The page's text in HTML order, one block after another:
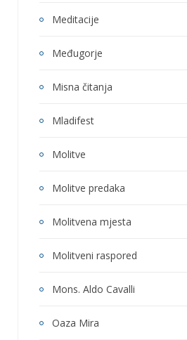
Meditacije
Međugorje
Misna čitanja
Mladifest
Molitve
Molitve predaka
Molitvena mjesta
Molitveni raspored
Mons. Aldo Cavalli
Oaza Mira